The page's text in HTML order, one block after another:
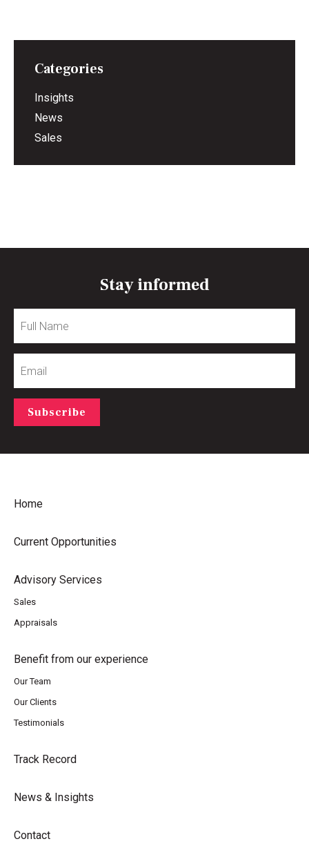
Categories
Insights
News
Sales
Stay informed
Name
Subscribe
Home
Current Opportunities
Advisory Services
Sales
Appraisals
Benefit from our experience
Our Team
Our Clients
Testimonials
Track Record
News & Insights
Contact